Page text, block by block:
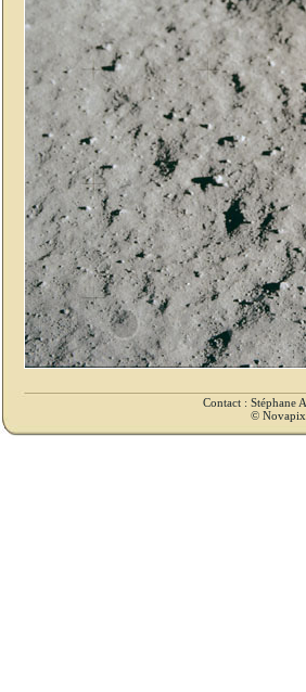
Contact : Stéphane
© Novapix